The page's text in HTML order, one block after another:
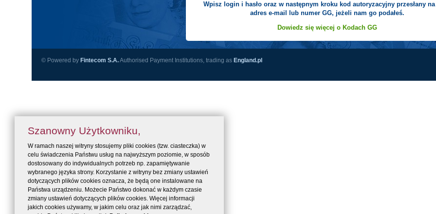
Wpisz login i hasło oraz w następnym kroku kod autoryzacyjny przesłany
adres e-mail lub numer GG, jeżeli nam go podałeś.
Dowiedz się więcej o Kodach GG
© Powered by Fintecom S.A.Authorised Payment Institutions, trading as England.pl
Szanowny Użytkowniku,
W ramach naszej witryny stosujemy pliki cookies (tzw. ciasteczka) w
celu świadczenia Państwu usług na najwyższym poziomie, w sposób
dostosowany do indywidualnych potrzeb np. zapamiętywanie
wybranego języka strony. Korzystanie z witryny bez zmiany ustawień
dotyczących plików cookies oznacza, że będą one instalowane na
Państwa urządzeniu. Możecie Państwo dokonać w każdym czasie
zmiany ustawień dotyczących plików cookies. Więcej informacji
jakich cookies używamy, w jakim celu oraz jak nimi zarządzać,